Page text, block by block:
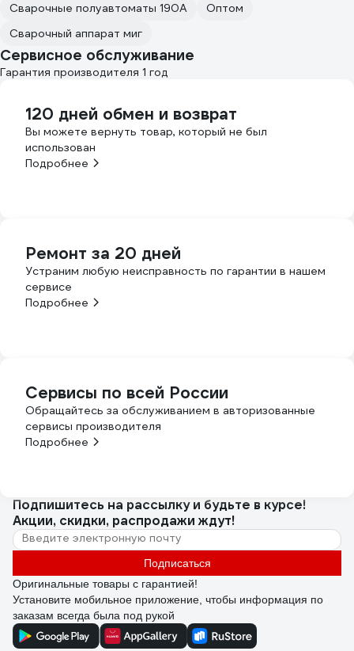
Сварочные полуавтоматы 190А
Оптом
Сварочный аппарат миг
Сервисное обслуживание
Гарантия производителя 1 год
120 дней обмен и возврат
Вы можете вернуть товар, который не был
использован
Подробнее
Ремонт за 20 дней
Устраним любую неисправность по гарантии в нашем
сервисе
Подробнее
Сервисы по всей России
Обращайтесь за обслуживанием в авторизованные
сервисы производителя
Подробнее
Подпишитесь на рассылкуи будьте в курсе!
Акции, скидки, распродажи ждут!
Подписаться
Оригинальные товары с гарантией!
Установите мобильное приложение, чтобы информация по
заказам всегда была под рукой